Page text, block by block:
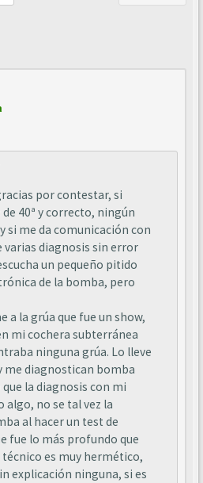
por contestar, si
40ª y correcto, ningún
si me da comunicación con
varias diagnosis sin error
un pequeño pitido
de la bomba, pero
a la grúa que fue un show,
mi cochera subterránea
ninguna grúa. Lo lleve
me diagnostican bomba
que la diagnosis con mi
algo, no se tal vez la
al hacer un test de
fue lo más profundo que
es muy hermético,
explicación ninguna, si es